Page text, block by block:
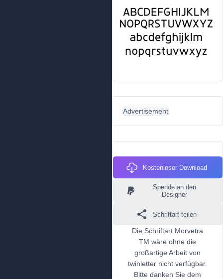
Advertisement
Kostenloser Download
Spende an den
Designer
Schriftart teilen
Die Schriftart Morvetra
TM wäre ohne die
großartige Arbeit von
twinletter nicht verfügbar.
Bitte danken Sie dem